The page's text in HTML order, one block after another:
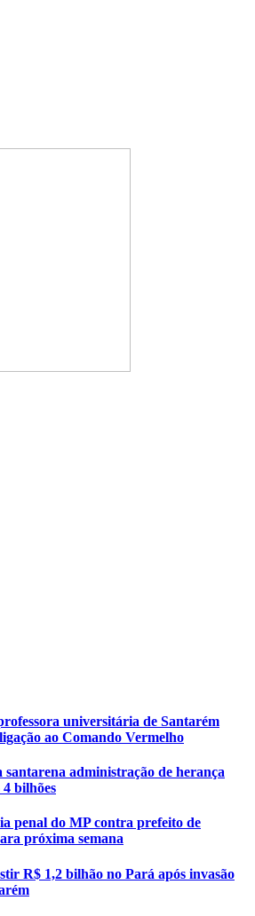
universitária de Santarém
ao Comando Vermelho
santarena administração de herança
bilhões
penal do MP contra prefeito de
próxima semana
R$ 1,2 bilhão no Pará após invasão